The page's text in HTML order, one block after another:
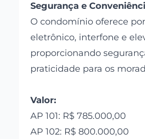
Segurança e
O condomínio oferece
eletrônico, interfone e
proporcionando
praticidade para os
Valor:
AP 101: R$ 785.000,00
AP 102: R$ 800.000,00